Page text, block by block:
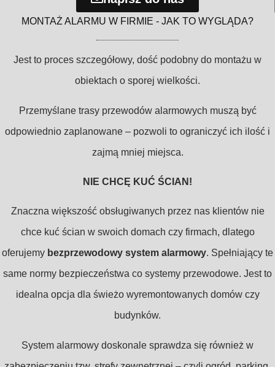
MONTAŻ ALARMU W FIRMIE - JAK TO WYGLĄDA?
Jest to proces szczegółowy, dość podobny do montażu w
obiektach o sporej wielkości.
Przemyślane trasy przewodów alarmowych muszą być
odpowiednio zaplanowane – pozwoli to ograniczyć ich ilość i
zajmą mniej miejsca.
NIE CHCĘ KUĆ ŚCIAN!
Znaczna większość obsługiwanych przez nas klientów nie
chce kuć ścian w swoich domach czy firmach, dlatego
oferujemy bezprzewodowy system alarmowy. Spełniający te
same normy bezpieczeństwa co systemy przewodowe. Jest to
idealna opcja dla świeżo wyremontowanych domów czy
budynków.
System alarmowy doskonale sprawdza się również w